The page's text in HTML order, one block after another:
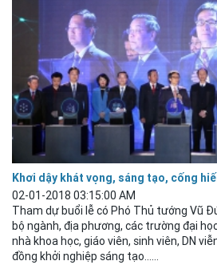
Khơi dậy khát vọng, sáng tạo, cống
02-01-2018 03:15:00 AM
Tham dự buổi lễ có Phó Thủ tướng Vũ
bộ ngành, địa phương, các trường đại
nhà khoa học, giáo viên, sinh viên, DN
đồng khởi nghiệp sáng tạo…...